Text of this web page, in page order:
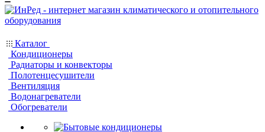
Каталог
Кондиционеры
Радиаторы и конвекторы
Полотенцесушители
Вентиляция
Водонагреватели
Обогреватели